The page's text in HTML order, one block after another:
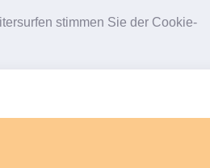
stimmen Sie der Cookie-